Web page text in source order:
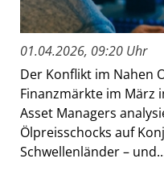
01.04.2026, 09:20 Uhr
Der Konflikt im Nahen
Finanzmärkte im März
Asset Managers
Ölpreisschocks auf
Schwellenländer –